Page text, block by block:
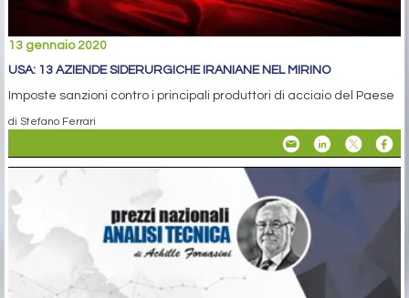
13 gennaio 2020
USA: 13 AZIENDE SIDERURGICHE IRANIANE NEL MIRINO
Imposte sanzioni contro i principali produttori di acciaio del Paese
di Stefano Ferrari